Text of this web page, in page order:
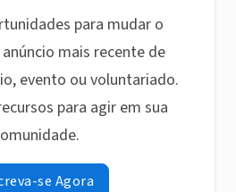
para mudar o
mais recente de
evento ou voluntariado.
para agir em sua
se Agora